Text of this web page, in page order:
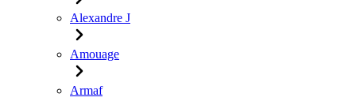
Alexandre J
Amouage
Armaf